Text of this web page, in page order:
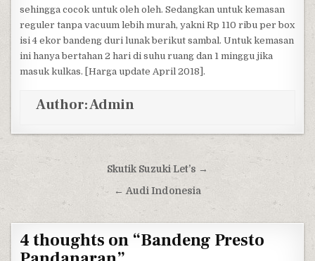
sehingga cocok untuk oleh oleh. Sedangkan untuk kemasan
reguler tanpa vacuum lebih murah, yakni Rp 110 ribu per box
isi 4 ekor bandeng duri lunak berikut sambal. Untuk kemasan
ini hanya bertahan 2 hari di suhu ruang dan 1 minggu jika
masuk kulkas. [Harga update April 2018].
Author:Admin
Post navigationSkutik Suzuki Let’s →
← Audi Indonesia
4 thoughts on “Bandeng Presto